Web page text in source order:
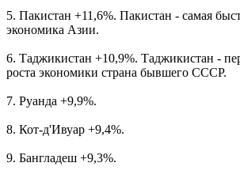
5. Пакистан +11,6%. Пакистан - самая
экономика Азии.
6. Таджикистан +10,9%. Таджикистан -
роста экономики страна бывшего СССР.
7. Руанда +9,9%.
8. Кот-д'Ивуар +9,4%.
9. Бангладеш +9,3%.